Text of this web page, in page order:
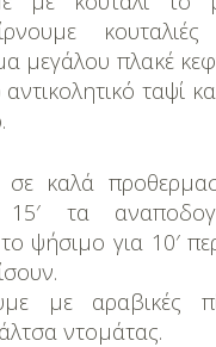
μεγάλου πλακέ
ταψί
καλά
τα
ψήσιμο για 10′
με αραβικές
ντομάτας.